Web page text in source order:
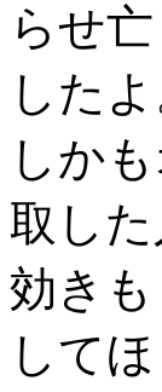
らせ
したよ
しか
取し
効き
して